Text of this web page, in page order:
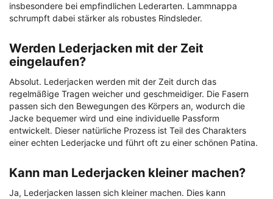
insbesondere bei empfindlichen Lederarten. Lammnappa
schrumpft dabei stärker als robustes Rindsleder.
Werden Lederjacken mit der Zeit
eingelaufen?
Absolut. Lederjacken werden mit der Zeit durch das
regelmäßige Tragen weicher und geschmeidiger. Die Fasern
passen sich den Bewegungen des Körpers an, wodurch die
Jacke bequemer wird und eine individuelle Passform
entwickelt. Dieser natürliche Prozess ist Teil des Charakters
einer echten Lederjacke und führt oft zu einer schönen Patina.
Kann man Lederjacken kleiner machen?
Ja, Lederjacken lassen sich kleiner machen. Dies kann